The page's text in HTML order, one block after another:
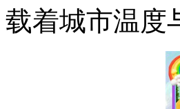
载着城市温度